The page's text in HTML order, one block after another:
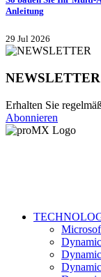
Anleitung
29 Jul 2026
NEWSLETTER
Erhalten Sie
Abonnieren